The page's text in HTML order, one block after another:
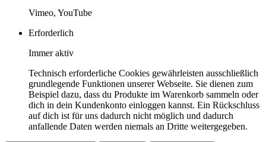
Vimeo, YouTube
Erforderlich
Immer aktiv
Technisch erforderliche Cookies gewährleisten ausschließlich
grundlegende Funktionen unserer Webseite. Sie dienen zum
Beispiel dazu, dass du Produkte im Warenkorb sammeln oder
dich in dein Kundenkonto einloggen kannst. Ein Rückschluss
auf dich ist für uns dadurch nicht möglich und dadurch
anfallende Daten werden niemals an Dritte weitergegeben.